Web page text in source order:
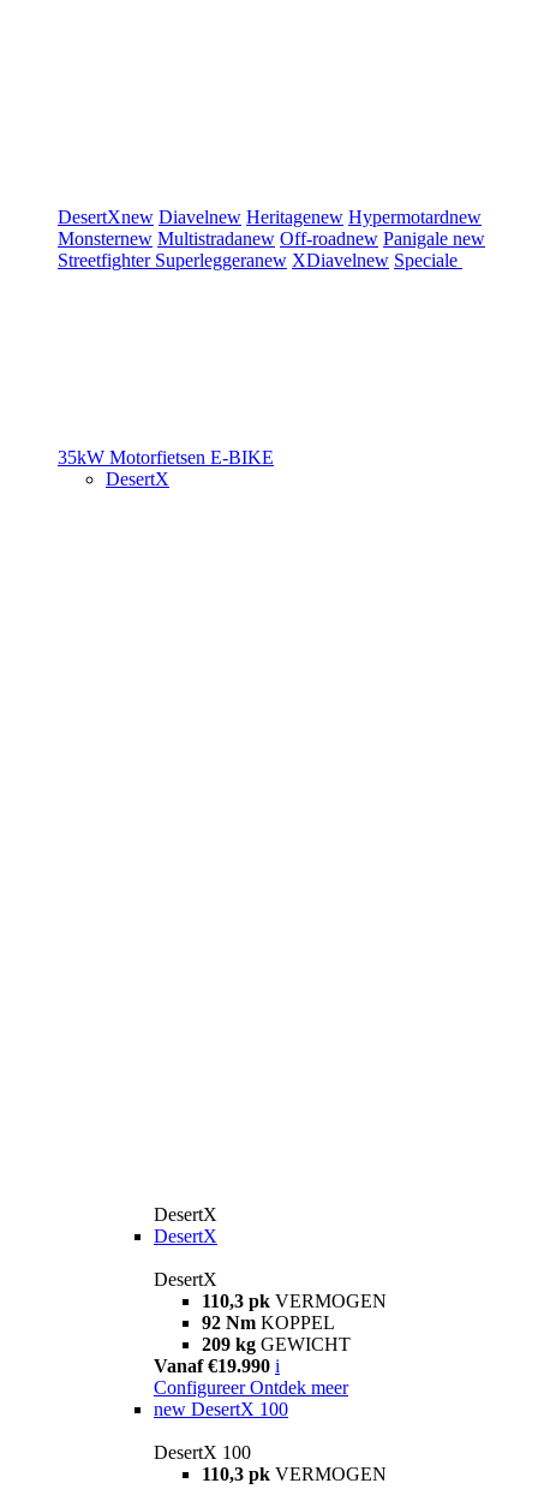
DesertXnew Diavelnew Heritagenew Hypermotardnew
Monsternew Multistradanew Off-roadnew Panigale new
Streetfighter Superleggeranew XDiavelnew Speciale
35kW Motorfietsen E-BIKE
DesertX
DesertX
DesertX
DesertX
110,3 pk VERMOGEN
92 Nm KOPPEL
209 kg GEWICHT
Vanaf €19.990 i
Configureer Ontdek meer
new DesertX 100
DesertX 100
110,3 pk VERMOGEN